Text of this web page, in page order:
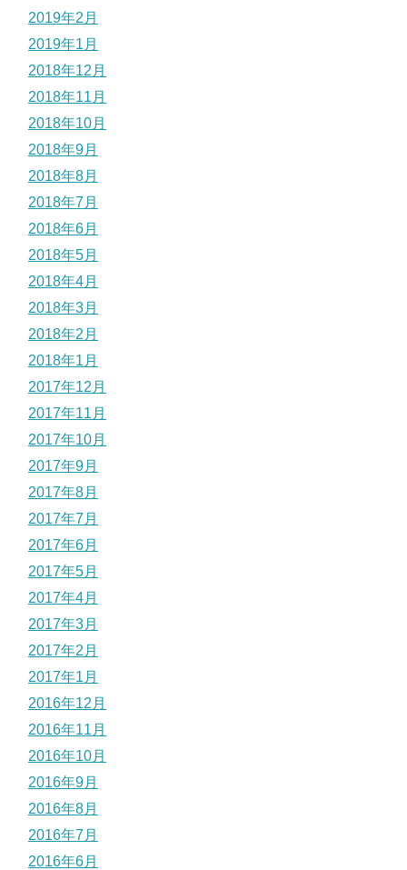
2019年2月
2019年1月
2018年12月
2018年11月
2018年10月
2018年9月
2018年8月
2018年7月
2018年6月
2018年5月
2018年4月
2018年3月
2018年2月
2018年1月
2017年12月
2017年11月
2017年10月
2017年9月
2017年8月
2017年7月
2017年6月
2017年5月
2017年4月
2017年3月
2017年2月
2017年1月
2016年12月
2016年11月
2016年10月
2016年9月
2016年8月
2016年7月
2016年6月